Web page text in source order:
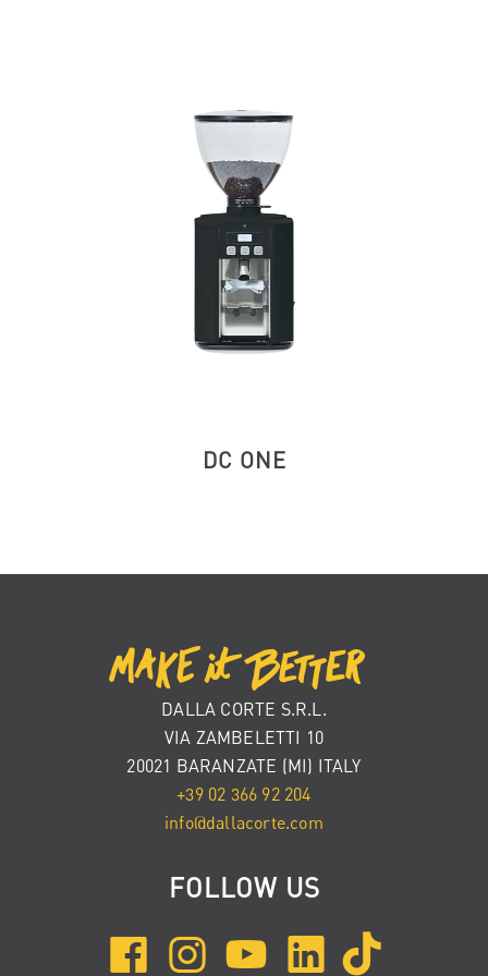
DC ONE
DALLA CORTE S.R.L.
VIA ZAMBELETTI 10
20021 BARANZATE (MI) ITALY
+39 02 366 92 204
info@dallacorte.com
FOLLOW US